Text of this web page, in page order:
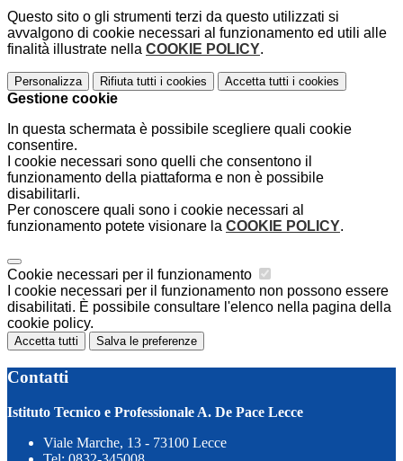
Questo sito o gli strumenti terzi da questo utilizzati si
avvalgono di cookie necessari al funzionamento ed utili alle
finalità illustrate nella COOKIE POLICY.
Personalizza Rifiuta tutti i cookies Accetta tutti i cookies
Gestione cookie
In questa schermata è possibile scegliere quali cookie
consentire.
I cookie necessari sono quelli che consentono il
funzionamento della piattaforma e non è possibile
disabilitarli.
Per conoscere quali sono i cookie necessari al
funzionamento potete visionare la COOKIE POLICY.
Cookie necessari per il funzionamento
I cookie necessari per il funzionamento non possono essere
disabilitati. È possibile consultare l'elenco nella pagina della
cookie policy.
Accetta tutti Salva le preferenze
Contatti
Istituto Tecnico e Professionale A. De Pace Lecce
Viale Marche, 13 - 73100 Lecce